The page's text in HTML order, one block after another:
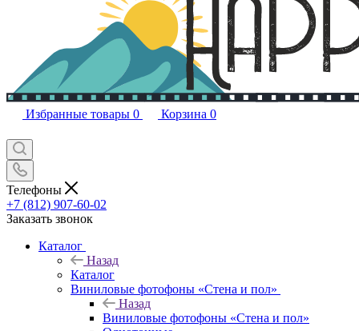
Избранные товары 0 Корзина 0
Телефоны
+7 (812) 907-60-02
Заказать звонок
Каталог
Назад
Каталог
Виниловые фотофоны «Стена и пол»
Назад
Виниловые фотофоны «Стена и пол»